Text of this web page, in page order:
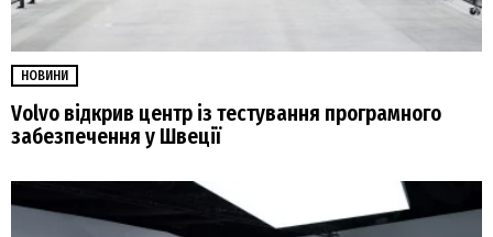
НОВИНИ
Volvo відкрив центр із ​тестування програмного
забезпечення у Швеції